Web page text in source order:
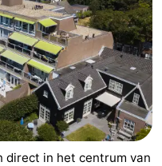
direct in het centrum van